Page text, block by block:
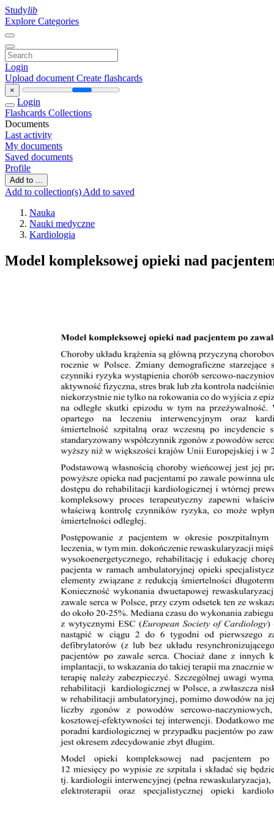
Studylib
Explore Categories
Login
Upload document Create flashcards
×
Login
Flashcards Collections
Documents
Last activity
My documents
Saved documents
Profile
Add to ...
Add to collection(s) Add to saved
Nauka
Nauki medyczne
Kardiologia
Model kompleksowej opieki nad